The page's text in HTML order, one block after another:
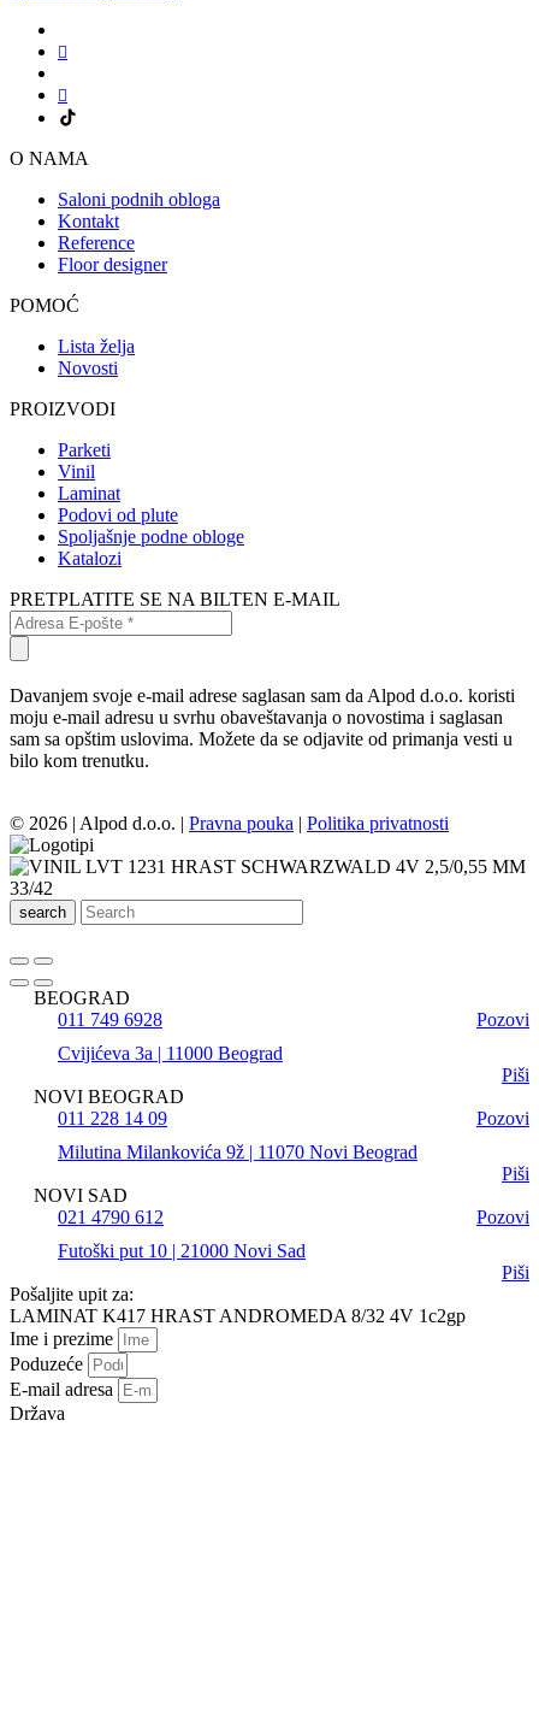
O NAMA
Saloni podnih obloga
Kontakt
Reference
Floor designer
POMOĆ
Lista želja
Novosti
PROIZVODI
Parketi
Vinil
Laminat
Podovi od plute
Spoljašnje podne obloge
Katalozi
PRETPLATITE SE NA BILTEN E-MAIL
Davanjem svoje e-mail adrese saglasan sam da Alpod d.o.o. koristi
moju e-mail adresu u svrhu obaveštavanja o novostima i saglasan
sam sa opštim uslovima. Možete da se odjavite od primanja vesti u
bilo kom trenutku.
© 2026 | Alpod d.o.o. | Pravna pouka | Politika privatnosti
search
BEOGRAD
011 749 6928
Pozovi
Cvijićeva 3a | 11000 Beograd
Piši
NOVI BEOGRAD
011 228 14 09
Pozovi
Milutina Milankovića 9ž | 11070 Novi Beograd
Piši
NOVI SAD
021 4790 612
Pozovi
Futoški put 10 | 21000 Novi Sad
Piši
Pošaljite upit za:
LAMINAT K417 HRAST ANDROMEDA 8/32 4V 1c2gp
Ime i prezime
Poduzeće
E-mail adresa
Država